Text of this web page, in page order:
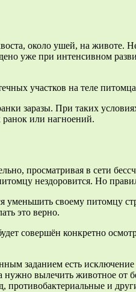
около ушей, на животе.
уже при интенсивном
участков на теле
заразы. При таких
ранок или нагноений.
просматривая в сети
нездоровится. Но
своему питомцу
это верно.
совершён конкретно
заданием есть
вылечить животное от
и